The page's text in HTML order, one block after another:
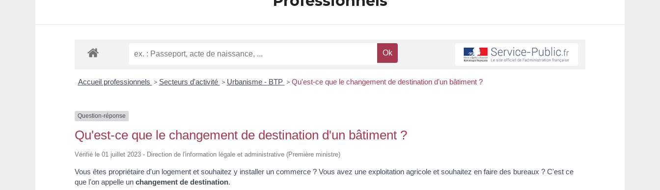
Accueil professionnels > Secteurs d'activité > Urbanisme - BTP > Qu'est-ce que le changement de destination d'un bâtiment ?
Question-réponse
Qu'est-ce que le changement de destination d'un bâtiment ?
Vérifié le 01 juillet 2023 - Direction de l'information légale et administrative (Première ministre)
Vous êtes propriétaire d'un logement et souhaitez y installer un commerce ? Vous avez une exploitation agricole et souhaitez en faire des bureaux ? C'est ce
que l'on appelle un changement de destination.